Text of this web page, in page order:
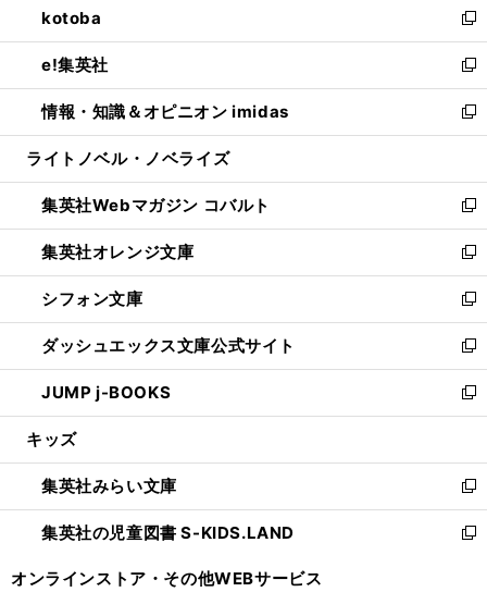
く
で
開
く
ド
ウ
で
開
く
ィ
ン
ド
ウ
で
開
い
ウ
ィ
ン
ド
ウ
開
く
kotoba
新
し
い
ウ
ィ
ン
ウ
で
開
く
e!集英社
新
し
い
ウ
ン
ド
ウ
で
開
く
情報・知識＆オピニオン imidas
新
し
ウ
ィ
ン
ド
ウ
で
開
く
ライトノベル・ノベライズ
集英社Webマガジン コバルト
新
し
い
ウ
ィ
ン
ド
ウ
で
開
集英社オレンジ文庫
新
し
い
ウ
ィ
ン
ド
ウ
開
く
シフォン文庫
新
し
い
ウ
ィ
ン
ウ
で
開
く
ダッシュエックス文庫公式サイト
新
し
い
ウ
ン
ド
ウ
で
JUMP j-BOOKS
新
し
ウ
ィ
ン
ド
キッズ
集英社みらい文庫
新
し
い
集英社の児童図書 S-KIDS.LAND
新
オンラインストア・ その他WEBサービス